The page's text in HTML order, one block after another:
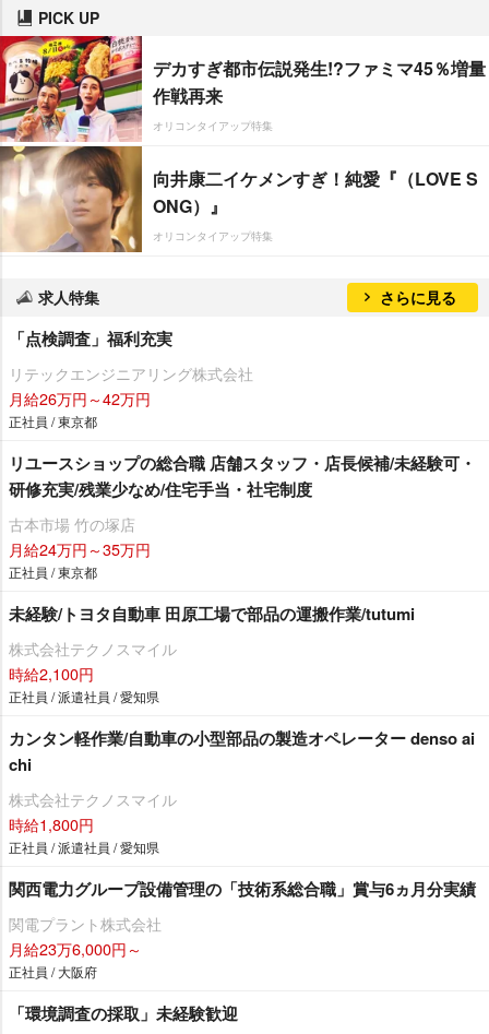
PICK UP
デカすぎ都市伝説発生!?ファミマ45％増量
作戦再来
オリコンタイアップ特集
向井康二イケメンすぎ！純愛『（LOVE S
ONG）』
オリコンタイアップ特集
求人特集 さらに見る
「点検調査」福利充実
リテックエンジニアリング株式会社
月給26万円～42万円
正社員 / 東京都
リユースショップの総合職 店舗スタッフ・店長候補/未経験可・
研修充実/残業少なめ/住宅手当・社宅制度
古本市場 竹の塚店
月給24万円～35万円
正社員 / 東京都
未経験/トヨタ自動車 田原工場で部品の運搬作業/tutumi
株式会社テクノスマイル
時給2,100円
正社員 / 派遣社員 / 愛知県
カンタン軽作業/自動車の小型部品の製造オペレーター denso ai
chi
株式会社テクノスマイル
時給1,800円
正社員 / 派遣社員 / 愛知県
関西電力グループ設備管理の「技術系総合職」賞与6ヵ月分実績
関電プラント株式会社
月給23万6,000円～
正社員 / 大阪府
「環境調査の採取」未経験歓迎